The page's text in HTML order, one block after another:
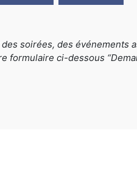
soirées, des événements
formulaire ci-dessous